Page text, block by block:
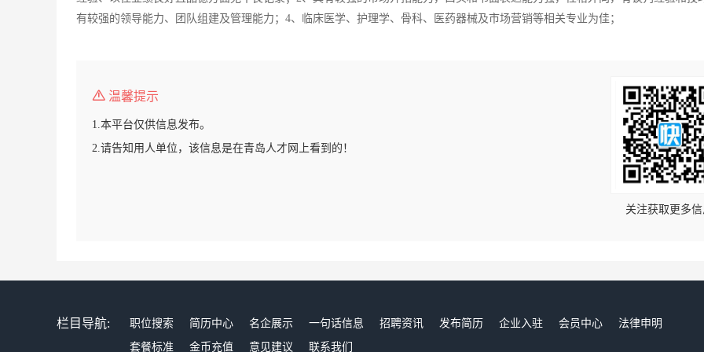
有较强的领导能力、团队组建及管理能力；4、临床医学、护理学、骨科、医药器械及市场营销等相关专业为佳；
温馨提示
1.本平台仅供信息发布。
2.请告知用人单位，该信息是在青岛人才网上看到的！
关注获取更多
栏目导航: 职位搜索 简历中心 名企展示 一句话信息 招聘资讯 发布简历 企业入驻 会员中心
法律申明
套餐标准
金币充值 意见建议 联系我们